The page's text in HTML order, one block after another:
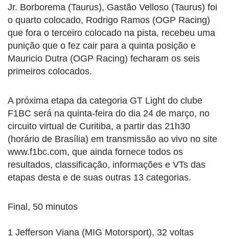
Jr. Borborema (Taurus), Gastão Velloso (Taurus) foi
o quarto colocado, Rodrigo Ramos (OGP Racing)
que fora o terceiro colocado na pista, recebeu uma
punição que o fez cair para a quinta posição e
Mauricio Dutra (OGP Racing) fecharam os seis
primeiros colocados.
A próxima etapa da categoria GT Light do clube
F1BC será na quinta-feira do dia 24 de março, no
circuito virtual de Curitiba, a partir das 21h30
(horário de Brasília) em transmissão ao vivo no site
www.f1bc.com, que ainda fornece todos os
resultados, classificação, informações e VTs das
etapas desta e de suas outras 13 categorias.
Final, 50 minutos
1 Jefferson Viana (MIG Motorsport), 32 voltas